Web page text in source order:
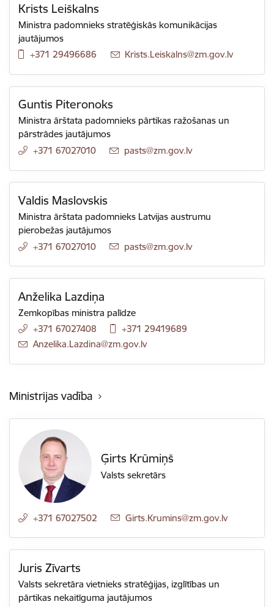
Krists Leiškalns
Ministra padomnieks stratēģiskās komunikācijas
jautājumos
+371 29496686
E-pasts:
Krists.Leiskalns@zm.gov.lv
Guntis Piteronoks
Ministra ārštata padomnieks pārtikas ražošanas un
pārstrādes jautājumos
+371 67027010
E-pasts:
pasts@zm.gov.lv
Valdis Maslovskis
Ministra ārštata padomnieks Latvijas austrumu
pierobežas jautājumos
+371 67027010
E-pasts:
pasts@zm.gov.lv
Anželika Lazdiņa
Zemkopības ministra palīdze
+371 67027408
+371 29419689
E-pasts:
Anzelika.Lazdina@zm.gov.lv
Ministrijas vadība
Ģirts Krūmiņš
Valsts sekretārs
+371 67027502 E-pasts:
Girts.Krumins@zm.gov.lv
Juris Zīvarts
Valsts sekretāra vietnieks stratēģijas, izglītības un
pārtikas nekaitīguma jautājumos